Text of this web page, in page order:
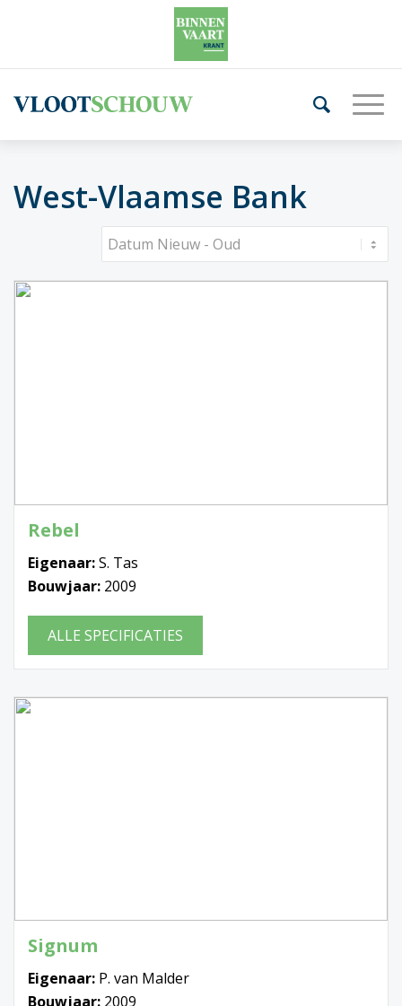
West-Vlaamse Bank
Rebel
Eigenaar:S. Tas
Bouwjaar: 2009
ALLE SPECIFICATIES
Signum
Eigenaar: P. van Malder
Bouwjaar: 2009